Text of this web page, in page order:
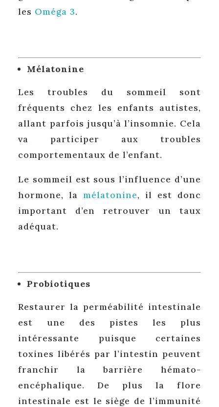
les Oméga 3.
Mélatonine
Les troubles du sommeil sont
fréquents chez les enfants autistes,
allant parfois jusqu’à l’insomnie. Cela
va participer aux troubles
comportementaux de l’enfant.
Le sommeil est sous l’influence d’une
hormone, la mélatonine, il est donc
important d’en retrouver un taux
adéquat.
Probiotiques
Restaurer la perméabilité intestinale
est une des pistes les plus
intéressante puisque certaines
toxines libérés par l’intestin peuvent
franchir la barrière hémato-
encéphalique. De plus la flore
intestinale est le siège de l’immunité